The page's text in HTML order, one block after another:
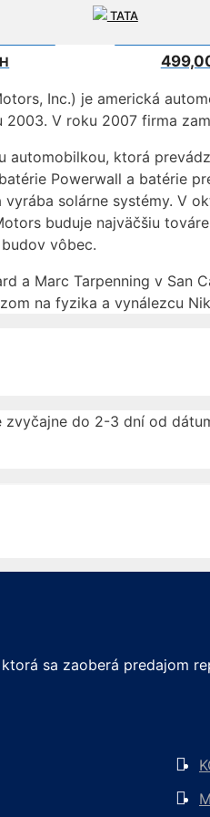
TATA
Inc.) je americká
2003. V roku 2007 firma
automobilkou, ktorá
Powerwall a batérie
solárne systémy. V
buduje najväčšiu
vôbec.
a Marc Tarpenning v San
na fyzika a vynálezcu
zvyčajne do 2-3 dní od
sa zaoberá predajom